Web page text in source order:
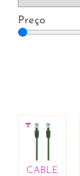
Sopas,
Preço
CABLE